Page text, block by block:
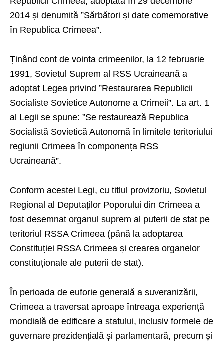
2014 și denumită ”Sărbători și date comemorative
în Republica Crimeea”.
Ținând cont de voința crimeenilor, la 12 februarie
1991, Sovietul Suprem al RSS Ucraineană a
adoptat Legea privind ”Restaurarea Republicii
Socialiste Sovietice Autonome a Crimeii”. La art. 1
al Legii se spune: ”Se restaurează Republica
Socialistă Sovietică Autonomă în limitele teritoriului
regiunii Crimeea în componența RSS
Ucraineană”.
Conform acestei Legi, cu titlul provizoriu, Sovietul
Regional al Deputaților Poporului din Crimeea a
fost desemnat organul suprem al puterii de stat pe
teritoriul RSSA Crimeea (până la adoptarea
Constituției RSSA Crimeea și crearea organelor
constituționale ale puterii de stat).
În perioada de euforie generală a suveranizării,
Crimeea a traversat aproape întreaga experiență
mondială de edificare a statului, inclusiv formele de
guvernare prezidențială și parlamentară, precum și